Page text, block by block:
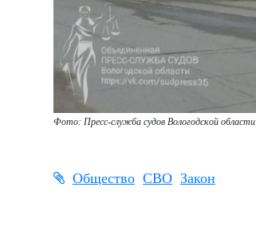
Фото: Пресс-служба судов Вологодской области
Общество СВО Закон